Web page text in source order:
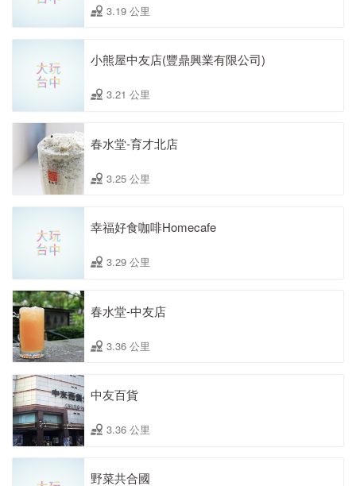
3.19 公里
小熊屋中友店(豐鼎興業有限公司)
3.21 公里
春水堂-育才北店
3.25 公里
幸福好食咖啡Homecafe
3.29 公里
春水堂-中友店
3.36 公里
中友百貨
3.36 公里
野菜共合國